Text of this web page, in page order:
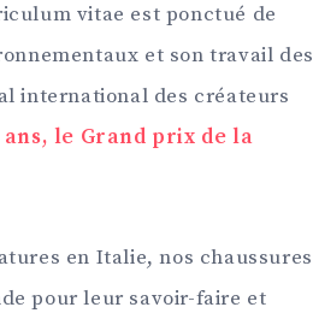
vitae est ponctué de
et son travail des
international des créateurs
le Grand prix de la
en Italie, nos chaussures
pour leur savoir-faire et